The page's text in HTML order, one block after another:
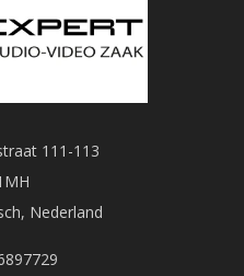
111-113
Nederland